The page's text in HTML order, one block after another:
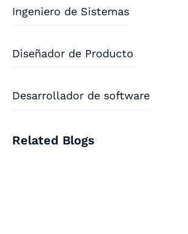
Ingeniero de Sistemas
Diseñador de Producto
Desarrollador de software
Related Blogs